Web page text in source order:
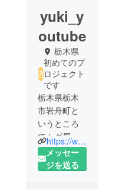
yuki_y
outube
栃木県
初めてのプ
ロジェクト
です
栃木県栃木
市岩舟町と
いうところ
でカギ屋を
営んでいる
ものです。
https://www.youtube.com/channel/UC6UvOP2uiabOIHjO3x7TYbQ
メッセー
ジを送る